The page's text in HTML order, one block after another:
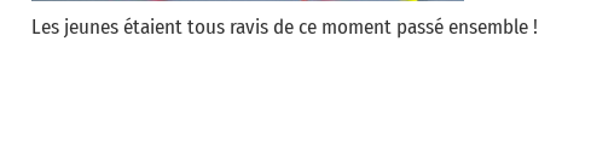
Les jeunes étaient tous ravis de ce moment passé ensemble !